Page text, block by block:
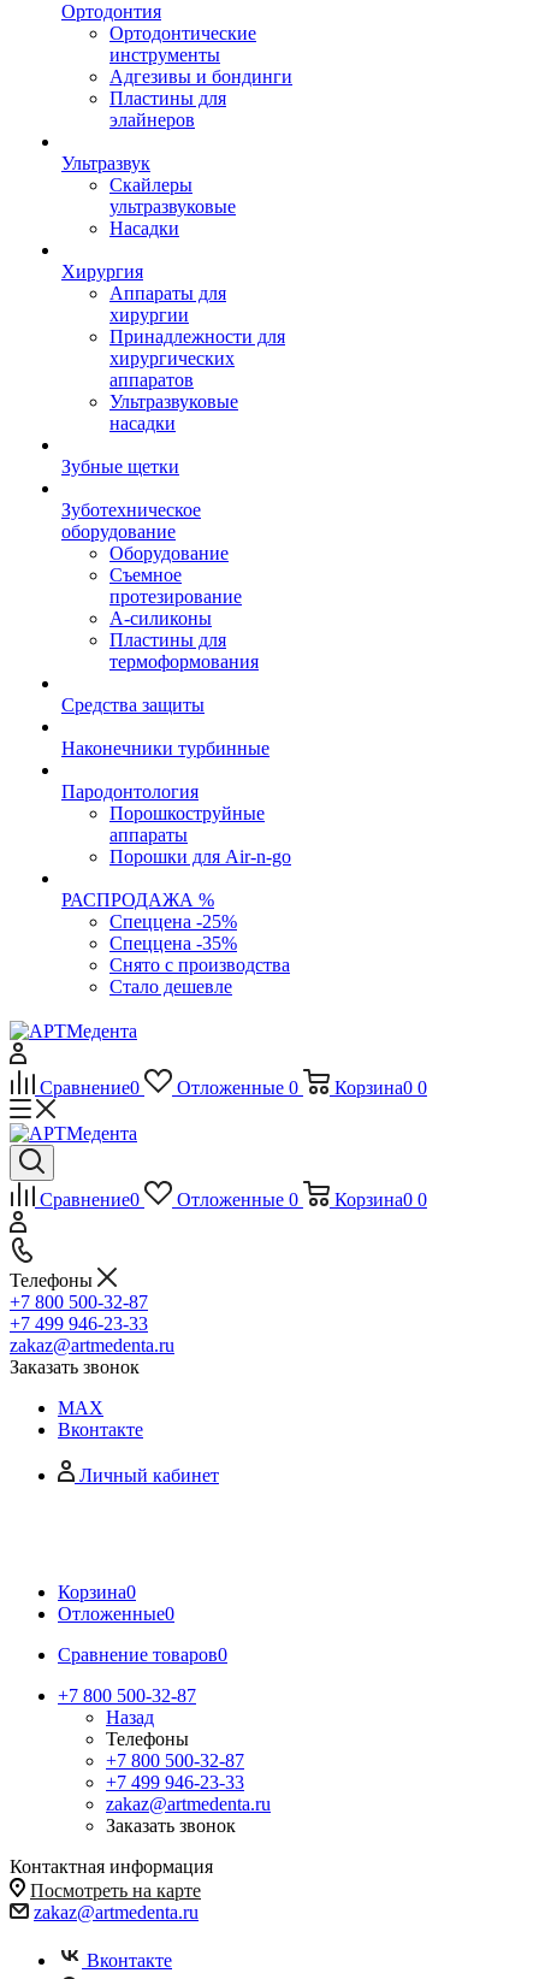
Ортодонтия
Ортодонтические
инструменты
Адгезивы и бондинги
Пластины для
элайнеров
Ультразвук
Скайлеры
ультразвуковые
Насадки
Хирургия
Аппараты для
хирургии
Принадлежности для
хирургических
аппаратов
Ультразвуковые
насадки
Зубные щетки
Зуботехническое
оборудование
Оборудование
Съемное
протезирование
А-силиконы
Пластины для
термоформования
Средства защиты
Наконечники турбинные
Пародонтология
Порошкоструйные
аппараты
Порошки для Air-n-go
РАСПРОДАЖА %
Спеццена -25%
Спеццена -35%
Снято с производства
Стало дешевле
Сравнение0 Отложенные 0 Корзина0 0
Сравнение0 Отложенные 0 Корзина0 0
Телефоны
+7 800 500-32-87
+7 499 946-23-33
zakaz@artmedenta.ru
Заказать звонок
MAX
Вконтакте
Личный кабинет
Корзина0
Отложенные0
Сравнение товаров0
+7 800 500-32-87
Назад
Телефоны
+7 800 500-32-87
+7 499 946-23-33
zakaz@artmedenta.ru
Заказать звонок
Контактная информация
Посмотреть на карте
zakaz@artmedenta.ru
Вконтакте